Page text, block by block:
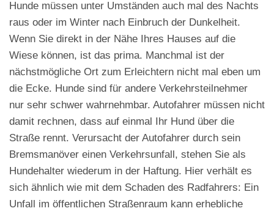
Hunde müssen unter Umständen auch mal des Nachts
raus oder im Winter nach Einbruch der Dunkelheit.
Wenn Sie direkt in der Nähe Ihres Hauses auf die
Wiese können, ist das prima. Manchmal ist der
nächstmögliche Ort zum Erleichtern nicht mal eben um
die Ecke. Hunde sind für andere Verkehrsteilnehmer
nur sehr schwer wahrnehmbar. Autofahrer müssen nicht
damit rechnen, dass auf einmal Ihr Hund über die
Straße rennt. Verursacht der Autofahrer durch sein
Bremsmanöver einen Verkehrsunfall, stehen Sie als
Hundehalter wiederum in der Haftung. Hier verhält es
sich ähnlich wie mit dem Schaden des Radfahrers: Ein
Unfall im öffentlichen Straßenraum kann erhebliche